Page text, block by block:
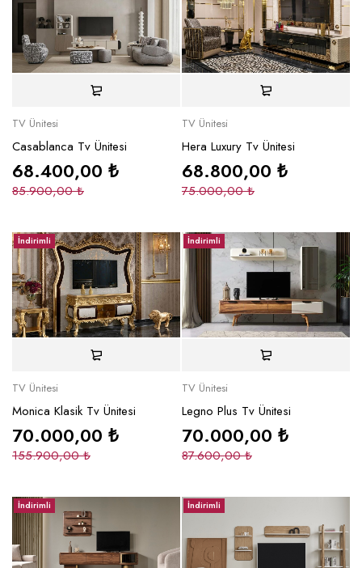
TV Ünitesi
Casablanca Tv Ünitesi
85.900,00₺
68.400,00 ₺
TV Ünitesi
Hera Luxury Tv Ünitesi
75.000,00₺
68.800,00 ₺
İndirimli
TV Ünitesi
Monica Klasik Tv Ünitesi
155.900,00₺
70.000,00 ₺
İndirimli
TV Ünitesi
Legno Plus Tv Ünitesi
87.600,00₺
70.000,00 ₺
İndirimli İndirimli